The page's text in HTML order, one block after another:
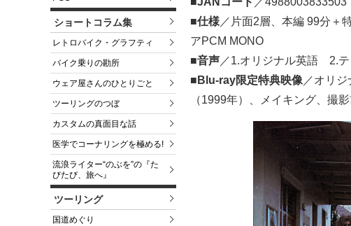
ショートコラム集
レトロバイク・グラフティ
バイク乗りの勘所
ウェア屋さんのひとりごと
ツーリングのつぼ
カスタムの真面目な話
医学でコーナリングを極める!
流浪ライター“のぶを”の『た
びたび、旅へ』
ツーリング
国道めぐり
■仕様 ／片面2層、本編 99分＋
アPCM MONO
■音声 ／1.オリジナル英語 2.
■Blu-ray限定特典映像 ／オリ
（1999年）、メイキング、撮